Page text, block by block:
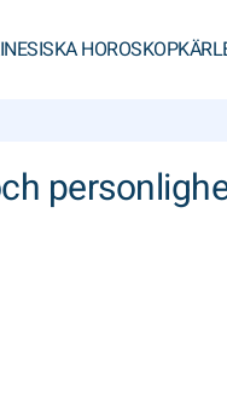
HOROSKOP